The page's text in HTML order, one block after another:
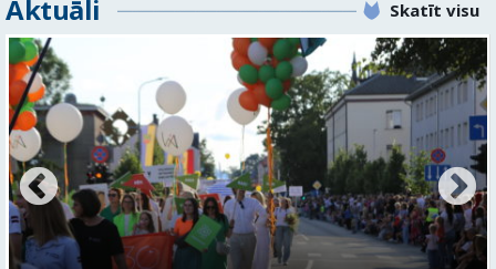
Valmieras svētku nedēļā Kazu krācēs atklāj skulptūru
“Kaza”